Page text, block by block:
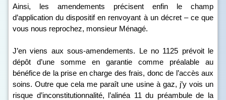
Ainsi, les amendements précisent enfin le champ
d’application du dispositif en renvoyant à un décret – ce que
vous nous reprochez, monsieur Ménagé.
J’en viens aux sous-amendements. Le no1125 prévoit le
dépôt d’une somme en garantie comme préalable au
bénéfice de la prise en charge des frais, donc de l’accès aux
soins. Outre que cela me paraît une usine à gaz, j’y vois un
risque d’inconstitutionnalité, l’alinéa 11 du préambule de la